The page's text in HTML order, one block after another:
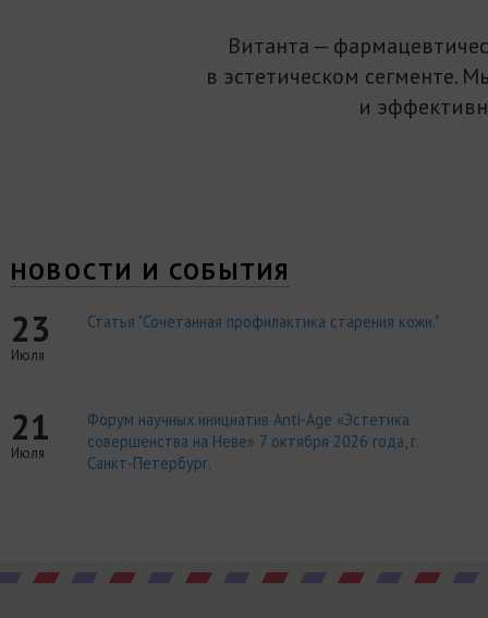
Витанта —
в эстетическом сегменте.
и
НОВОСТИ И СОБЫТИЯ
23
Июля
Статья "Сочетанная профилактика старения кожи."
21
Июля
Форум научных инициатив Anti-Age «Эстетика
совершенства на Неве» 7 октября 2026 года, г.
Санкт-Петербург.